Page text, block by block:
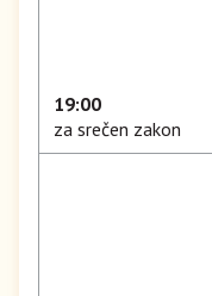
19:00
za srečen zakon